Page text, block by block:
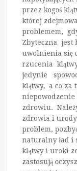
przez kogoś
której
problemem,
Zbyteczna jest
uwolnienia się
rzucenia
jedynie
klątwy, a co za
niepowodzenie
zdrowiu.
zdrowia i urody
problem,
naturalny ład
klątwy i uroki
zastosują